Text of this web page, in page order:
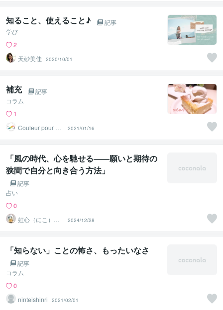
知ること、使えること♪
記事
学び
2
天砂美佳 2020/10/01
補充
記事
コラム
1
Couleur pour mo
2021/01/16
「風の時代、心を馳せる――願いと期待の
狭間で自分と向き合う方法」
記事
占い
0
虹心（にこ）＠
香りと愛の導き
鑑定師
2024/12/28
「知らない」ことの怖さ、もったいなさ
記事
コラム
0
ninteishinri
2021/02/01